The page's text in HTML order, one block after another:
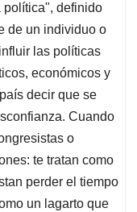
política", definido
de un individuo o
las políticas
económicos y
decir que se
Cuando
o
te tratan como
perder el tiempo
un lagarto que